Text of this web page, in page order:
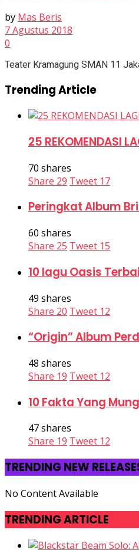
by Mas Beris
7 Agustus 2018
0
Teater Kramagung SMAN 11
Trending Article
25 REKOMENDASI
70 shares
Share 29 Tweet 17
Peringkat Album
60 shares
Share 25 Tweet 15
10 lagu Oasis
49 shares
Share 20 Tweet 12
“Origin” Album
48 shares
Share 19 Tweet 12
10 Fakta Yang
47 shares
Share 19 Tweet 12
TRENDING NEW
No Content Available
TRENDING ARTICLE